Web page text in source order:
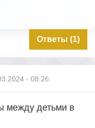
Ответы (1)
- 08:26
между детьми в